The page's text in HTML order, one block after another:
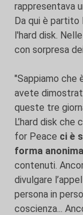
rappresentava
Da qui è partito
l'hard disk.
con sorpresa
"Sappiamo che
avete
queste tre
L’hard disk
for Peace ci è
forma anonima
contenuti.
divulgare
persona in
coscienza...